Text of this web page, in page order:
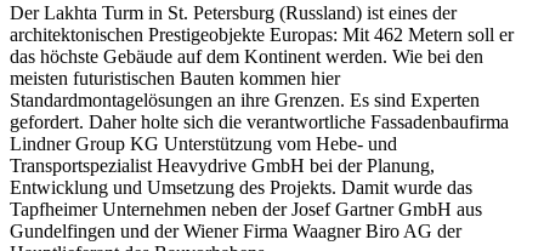
Der Lakhta Turm in St. Petersburg (Russland) ist eines der
architektonischen Prestigeobjekte Europas: Mit 462 Metern soll er
das höchste Gebäude auf dem Kontinent werden. Wie bei den
meisten futuristischen Bauten kommen hier
Standardmontagelösungen an ihre Grenzen. Es sind Experten
gefordert. Daher holte sich die verantwortliche Fassadenbaufirma
Lindner Group KG Unterstützung vom Hebe- und
Transportspezialist Heavydrive GmbH bei der Planung,
Entwicklung und Umsetzung des Projekts. Damit wurde das
Tapfheimer Unternehmen neben der Josef Gartner GmbH aus
Gundelfingen und der Wiener Firma Waagner Biro AG der